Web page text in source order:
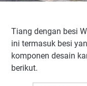
Tiang dengan besi
ini termasuk besi
komponen desain
berikut.